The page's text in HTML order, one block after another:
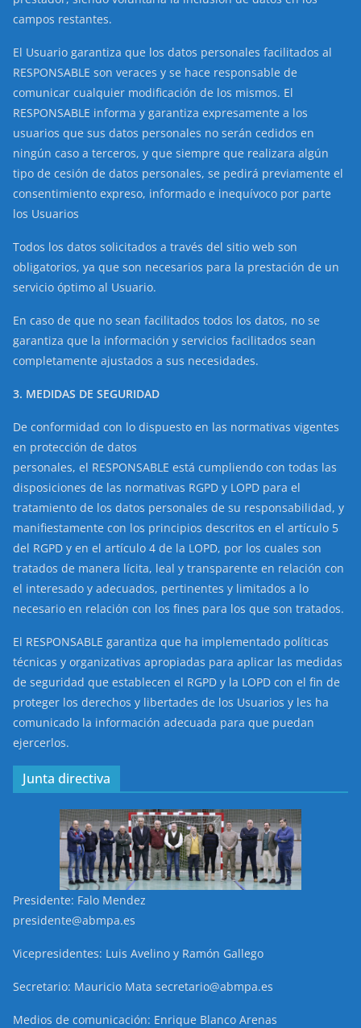
campos restantes.
El Usuario garantiza que los datos personales facilitados al
RESPONSABLE son veraces y se hace responsable de
comunicar cualquier modificación de los mismos. El
RESPONSABLE informa y garantiza expresamente a los
usuarios que sus datos personales no serán cedidos en
ningún caso a terceros, y que siempre que realizara algún
tipo de cesión de datos personales, se pedirá previamente el
consentimiento expreso, informado e inequívoco por parte
los Usuarios
Todos los datos solicitados a través del sitio web son
obligatorios, ya que son necesarios para la prestación de un
servicio óptimo al Usuario.
En caso de que no sean facilitados todos los datos, no se
garantiza que la información y servicios facilitados sean
completamente ajustados a sus necesidades.
3. MEDIDAS DE SEGURIDAD
De conformidad con lo dispuesto en las normativas vigentes
en protección de datos
personales, el RESPONSABLE está cumpliendo con todas las
disposiciones de las normativas RGPD y LOPD para el
tratamiento de los datos personales de su responsabilidad, y
manifiestamente con los principios descritos en el artículo 5
del RGPD y en el artículo 4 de la LOPD, por los cuales son
tratados de manera lícita, leal y transparente en relación con
el interesado y adecuados, pertinentes y limitados a lo
necesario en relación con los fines para los que son tratados.
El RESPONSABLE garantiza que ha implementado políticas
técnicas y organizativas apropiadas para aplicar las medidas
de seguridad que establecen el RGPD y la LOPD con el fin de
proteger los derechos y libertades de los Usuarios y les ha
comunicado la información adecuada para que puedan
ejercerlos.
Junta directiva
Presidente: Falo Mendez
presidente@abmpa.es
Vicepresidentes: Luis Avelino y Ramón Gallego
Secretario: Mauricio Mata secretario@abmpa.es
Medios de comunicación: Enrique Blanco Arenas